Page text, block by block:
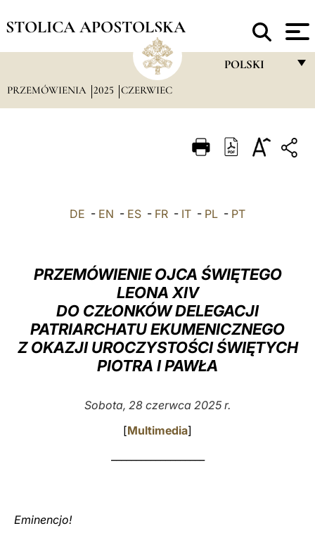
STOLICA APOSTOLSKA
POLSKI
ITALIANO
العربيّة
中文
LATINE
PRZEMÓWIENIA 2025 CZERWIEC
DE - EN - ES - FR - IT - PL - PT
PRZEMÓWIENIE OJCA ŚWIĘTEGO
LEONA XIV
DO CZŁONKÓW DELEGACJI
PATRIARCHATU EKUMENICZNEGO
Z OKAZJI UROCZYSTOŚCI ŚWIĘTYCH
PIOTRA I PAWŁA
Sobota, 28 czerwca 2025 r.
[Multimedia]
Eminencjo!